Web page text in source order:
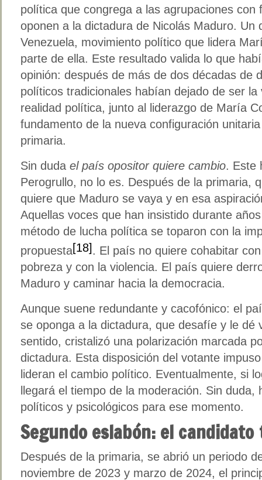
política que congrega a las agrupaciones con
oponen a la dictadura de Nicolás Maduro. Un
Venezuela, movimiento político que lidera
parte de ella. Este resultado valida lo que
opinión: después de más de dos décadas de
políticos tradicionales habían dejado de ser
realidad política, junto al liderazgo de María
fundamento de la nueva configuración
primaria.
Sin duda el país opositor quiere cambio. Este
Perogrullo, no lo es. Después de la primaria,
quiere que Maduro se vaya y en esa
Aquellas voces que han insistido durante
método de lucha política se toparon con la
propuesta[18]. El país no quiere cohabitar
pobreza y con la violencia. El país quiere
Maduro y caminar hacia la democracia.
Aunque suene redundante y cacofónico: el
se oponga a la dictadura, que desafíe y le dé
sentido, cristalizó una polarización marcada
dictadura. Esta disposición del votante
lideran el cambio político. Eventualmente, si
llegará el tiempo de la moderación. Sin duda,
políticos y psicológicos para ese momento.
Segundo eslabón: el candidato
Después de la primaria, se abrió un periodo
noviembre de 2023 y marzo de 2024, el